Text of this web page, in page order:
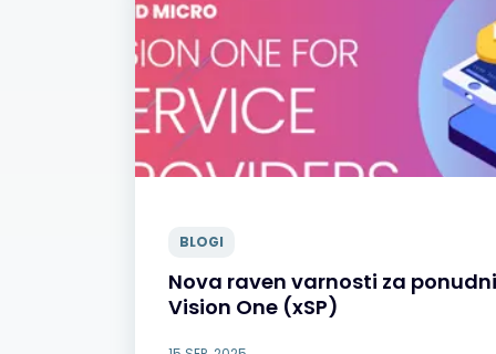
BLOGI
Nova raven varnosti za
Vision One (xSP)